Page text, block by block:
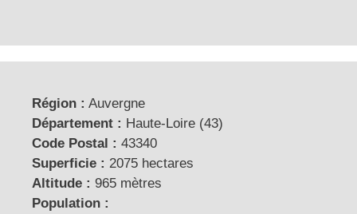
Région : Auvergne
Département : Haute-Loire (43)
Code Postal : 43340
Superficie : 2075 hectares
Altitude : 965 mètres
Population :